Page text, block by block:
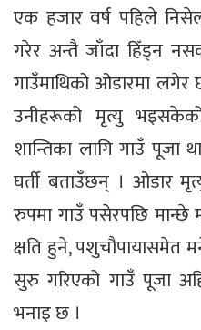
एक हजार वर्ष पहिले
गरेर अन्तै जाँदा हिँड्न
गाउँमाथिको ओडारमा लगेर
उनीहरूको मृत्यु
शान्तिका लागि गाउँ पूजा
घर्ती बताउँछन् । ओडार
रुपमा गाउँ पसेरपछि मान्छे
क्षति हुने, पशुचौपायासमेत
सुरु गरिएको गाउँ पूजा
भनाइ छ ।